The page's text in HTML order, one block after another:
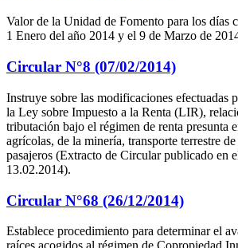
Valor de la Unidad de Fomento para los días
1 Enero del año 2014 y el 9 de Marzo de
Circular N°8 (07/02/2014)
Instruye sobre las modificaciones efectuadas
la Ley sobre Impuesto a la Renta (LIR),
tributación bajo el régimen de renta presunta
agrícolas, de la minería, transporte terrestre
pasajeros (Extracto de Circular publicado en
13.02.2014).
Circular N°68 (26/12/2014)
Establece procedimiento para determinar el